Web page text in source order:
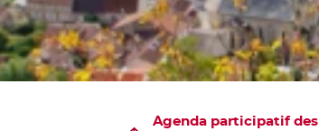
Agenda participatifdes